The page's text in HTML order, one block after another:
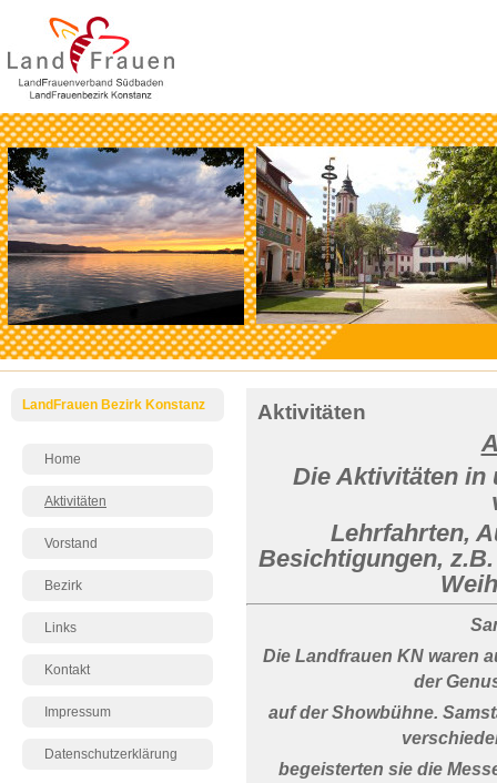
LandFrauen Bezirk Konstanz
Home
Aktivitäten
Vorstand
Bezirk
Links
Kontakt
Impressum
Datenschutzerklärung
Aktivitäten
Die Aktivitäten in
Lehrfahrten,
Besichtigungen,
Die Landfrauen KN waren
der
auf der Showbühne.
begeisterten sie die